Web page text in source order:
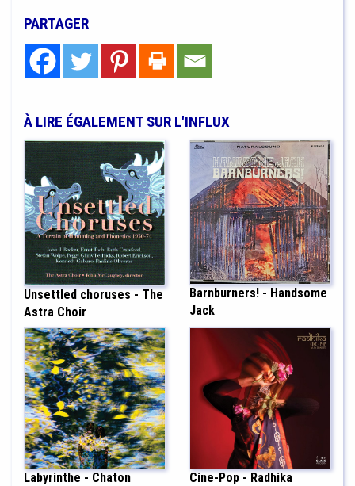
PARTAGER
À LIRE ÉGALEMENT SUR L'INFLUX
Unsettled choruses - The
Astra Choir
Barnburners! - Handsome
Jack
Labyrinthe - Chaton
Cine-Pop - Radhika